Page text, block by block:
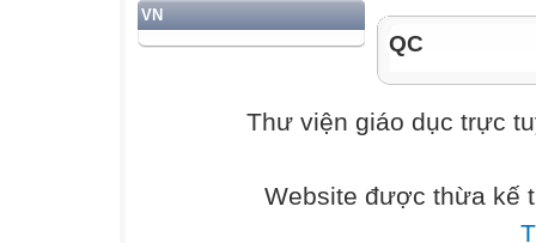
VN
QC
Thư viện giáo dục trực
Website được thừa kế